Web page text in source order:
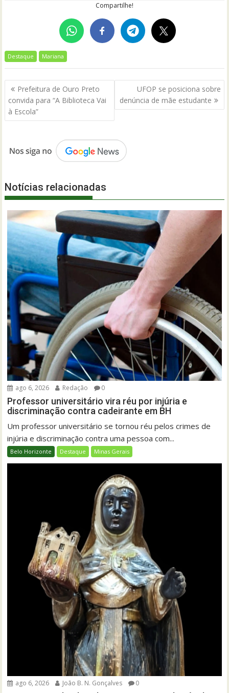
Compartilhe!
Destaque Mariana
Navegação
de
Post
Prefeitura de Ouro Preto
convida para “A Biblioteca Vai
à Escola”
UFOP se posiciona sobre
denúncia de mãe estudante
Notícias relacionadas
ago 6, 2026 Redação 0
Professor universitário vira réu por injúria e
discriminação contra cadeirante em BH
Um professor universitário se tornou réu pelos crimes de
injúria e discriminação contra uma pessoa com...
Belo Horizonte Destaque Minas Gerais
ago 6, 2026 João B. N. Gonçalves 0